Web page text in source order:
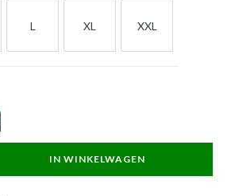
L
L
XL
XL
XXL
XXL
IN WINKELWAGEN